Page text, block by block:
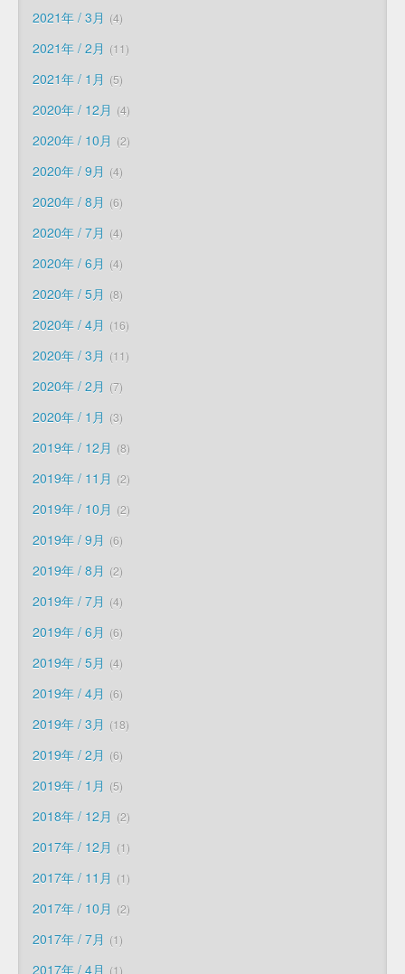
2021年 / 3月 4
2021年 / 2月 11
2021年 / 1月 5
2020年 / 12月 4
2020年 / 10月 2
2020年 / 9月 4
2020年 / 8月 6
2020年 / 7月 4
2020年 / 6月 4
2020年 / 5月 8
2020年 / 4月 16
2020年 / 3月 11
2020年 / 2月 7
2020年 / 1月 3
2019年 / 12月 8
2019年 / 11月 2
2019年 / 10月 2
2019年 / 9月 6
2019年 / 8月 2
2019年 / 7月 4
2019年 / 6月 6
2019年 / 5月 4
2019年 / 4月 6
2019年 / 3月 18
2019年 / 2月 6
2019年 / 1月 5
2018年 / 12月 2
2017年 / 12月 1
2017年 / 11月 1
2017年 / 10月 2
2017年 / 7月 1
2017年 / 4月 1